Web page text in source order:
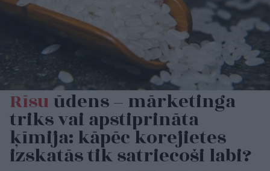
Rīsuūdens – mārketinga
triks vai apstiprināta
ķīmija: kāpēc korejietes
izskatās tik satriecoši labi?